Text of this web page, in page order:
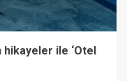
hikayeler ile ‘Otel